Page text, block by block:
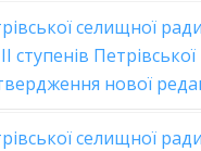
селищної
ступенів
нової
селищної